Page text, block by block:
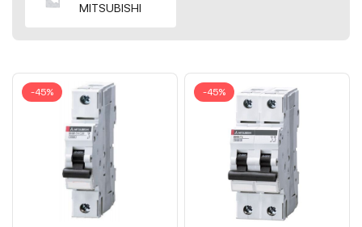
MITSUBISHI
-45% -45%